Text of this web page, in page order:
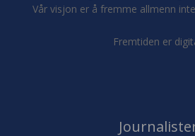
Vår visjon er å fremme allmenn
Fremtiden er